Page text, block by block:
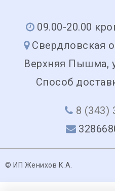
09.00-20.00
Свердловская
Верхняя Пышма,
Способ
8 (343)
© ИП Женихов К.А.